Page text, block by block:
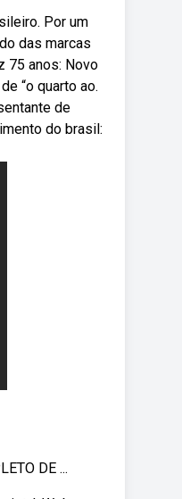
Por um
das marcas
75 anos: Novo
“o quarto ao.
de
do brasil:
DE ...